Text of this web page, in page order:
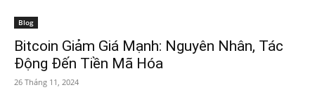
Blog
Bitcoin Giảm Giá Mạnh: Nguyên Nhân, Tác
Động Đến Tiền Mã Hóa
26 Tháng 11, 2024